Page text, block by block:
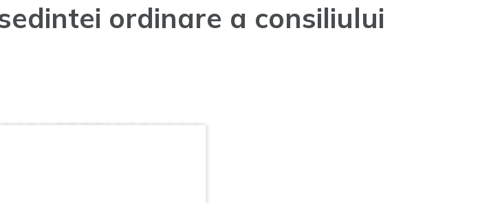
ordinare a consiliului